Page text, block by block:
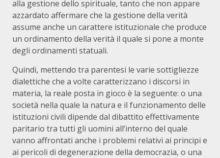
alla gestione dello spirituale, tanto che non appare
azzardato affermare che la gestione della verità
assume anche un carattere istituzionale che produce
un ordinamento della verità il quale si pone a monte
degli ordinamenti statuali.
Quindi, mettendo tra parentesi le varie sottigliezze
dialettiche che a volte caratterizzano i discorsi in
materia, la reale posta in gioco è la seguente: o una
società nella quale la natura e il funzionamento delle
istituzioni civili dipende dal dibattito effettivamente
paritario tra tutti gli uomini all’interno del quale
vanno affrontati anche i problemi relativi ai principi e
ai pericoli di degenerazione della democrazia, o una